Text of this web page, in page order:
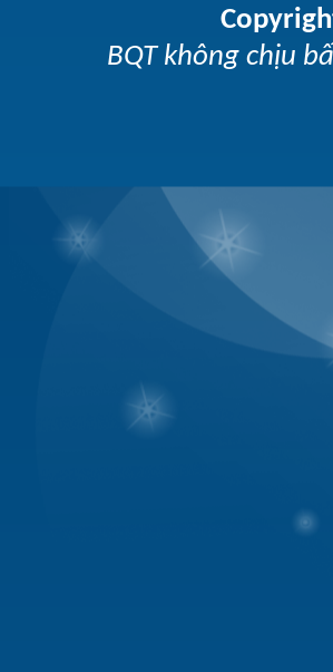
BQT không chịu